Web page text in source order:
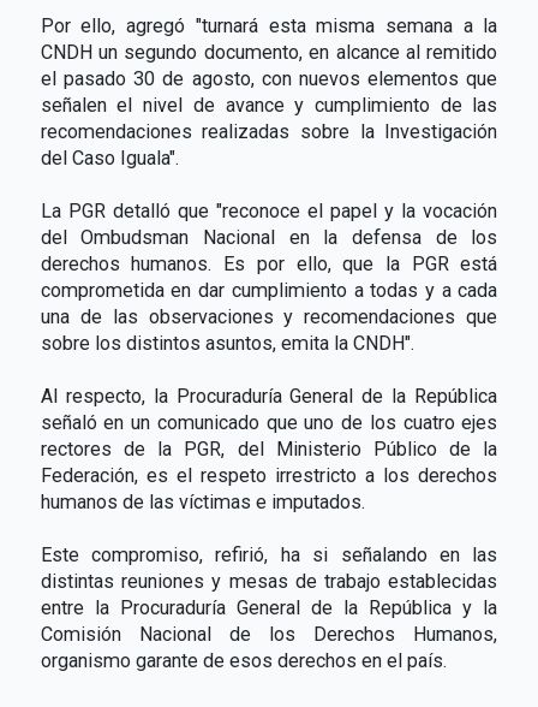
Por ello, agregó "turnará esta misma semana a la
CNDH un segundo documento, en alcance al remitido
el pasado 30 de agosto, con nuevos elementos que
señalen el nivel de avance y cumplimiento de las
recomendaciones realizadas sobre la Investigación
del Caso Iguala".
La PGR detalló que "reconoce el papel y la vocación
del Ombudsman Nacional en la defensa de los
derechos humanos. Es por ello, que la PGR está
comprometida en dar cumplimiento a todas y a cada
una de las observaciones y recomendaciones que
sobre los distintos asuntos, emita la CNDH".
Al respecto, la Procuraduría General de la República
señaló en un comunicado que uno de los cuatro ejes
rectores de la PGR, del Ministerio Público de la
Federación, es el respeto irrestricto a los derechos
humanos de las víctimas e imputados.
Este compromiso, refirió, ha si señalando en las
distintas reuniones y mesas de trabajo establecidas
entre la Procuraduría General de la República y la
Comisión Nacional de los Derechos Humanos,
organismo garante de esos derechos en el país.